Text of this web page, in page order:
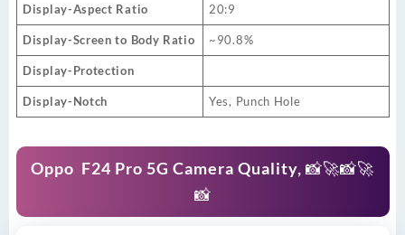
Display-Aspect Ratio 20:9
Display-Screen to Body Ratio ~90.8%
Display-Protection
Display-Notch Yes, Punch Hole
Oppo F24 Pro 5G Camera Quality, 📸🚀📸🚀
📸